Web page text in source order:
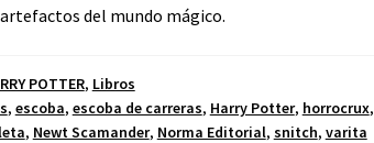
del mundo mágico.
POTTER, Libros
, escoba, escoba de carreras, Harry Potter, horrocrux,
, Newt Scamander, Norma Editorial, snitch, varita